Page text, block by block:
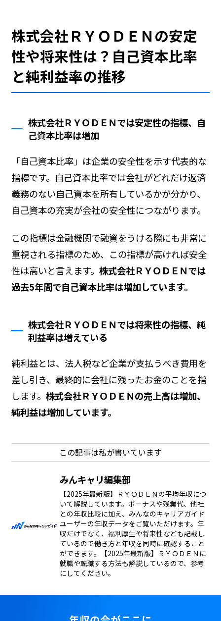
株式会社ＲＹＯＤＥＮの安定
性や将来性は？自己資本比率
と純利益率の推移
株式会社ＲＹＯＤＥＮでは安定性の指標、自
己資本比率は増加
「自己資本比率」は企業の安全性を示す代表的な
指標です。自己資本比率では会社がどれだけ返済
義務のない自己資本を所有しているかが分かり、
自己資本の充実が会社の安全性につながります。
この指標は金融機関で融資をうける際にも非常に
重視される指標のため、この指標が高ければ安全
性は高いと言えます。 株式会社ＲＹＯＤＥＮでは
過去5年間で自己資本比率は増加しています。
株式会社ＲＹＯＤＥＮでは将来性の指標、純
利益率は増えている
純利益とは、法人税など企業が支払うべき費用を
差し引き、最終的に会社に残ったお金のことを指
します。 株式会社ＲＹＯＤＥＮの売上高は増加、
純利益は増加しています。
この記事は私が書いています
みんキャリ編集部
【2025年最新版】ＲＹＯＤＥＮの平均年収につ
いて解説しています。ボーナスや残業代、他社
との年収比較に加え、みんなのキャリアガイド
ユーザーの年収データをご覧いただけます。年
収だけでなく、福利厚生や将来性なども記載し
ているので働き方と年収を同時に確認すること
ができます。【2025年最新版】ＲＹＯＤＥＮに
就職や転職する方法も解説しているので、参考
にしてください。